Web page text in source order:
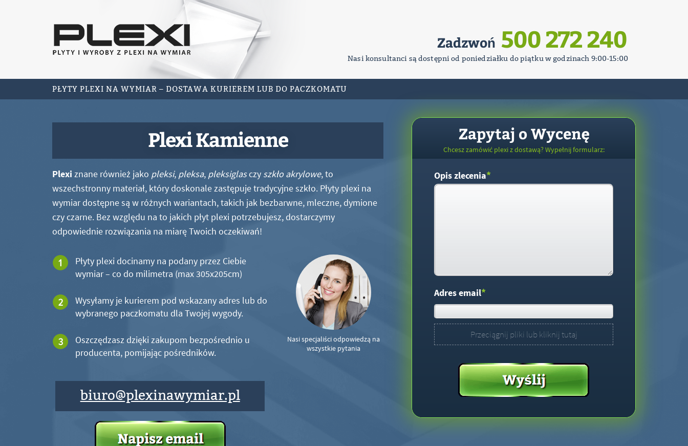
Zadzwoń 500 272 240
Nasi konsultanci są dostępni od poniedziałku do piątku w godzinach 9:00-15:00
PŁYTY PLEXI NA WYMIAR – DOSTAWA KURIEREM LUB DO PACZKOMATU
Plexi Kamienne
Plexi znane również jako pleksi, pleksa, pleksiglasczy szkło akrylowe, to
wszechstronny materiał, który doskonale zastępuje tradycyjne szkło. Płyty plexi na
wymiar dostępne są w różnych wariantach, takich jak bezbarwne, mleczne, dymione
czy czarne. Bez względu na to jakich płyt plexi potrzebujesz, dostarczymy
odpowiednie rozwiązania na miarę Twoich oczekiwań!
Płyty plexi docinamy na podany przez Ciebie
wymiar – co do milimetra (max 305x205cm)
Wysyłamy je kurierem pod wskazany adres lub do
wybranego paczkomatu dla Twojej wygody.
Oszczędzasz dzięki zakupom bezpośrednio u
producenta, pomijając pośredników.
biuro@plexinawymiar.pl
Nasi specjaliści odpowiedzą na
wszystkie pytania
Zapytaj o Wycenę
Chcesz zamówić plexi z dostawą? Wypełnij formularz:
Opis zlecenia*
Adres email*
Przeciągnij pliki lub kliknij tutaj